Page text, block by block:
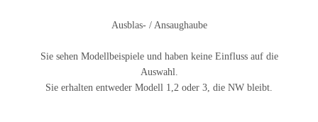
Ausblas- / Ansaughaube
Sie sehen Modellbeispiele und haben keine Einfluss auf die
Auswahl.
Sie erhalten entweder Modell 1,2 oder 3, die NW bleibt.